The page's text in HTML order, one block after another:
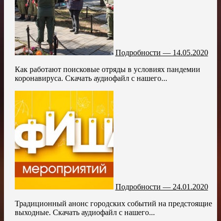
Подробности — 14.05.2020
Как работают поисковые отряды в условиях пандемии
коронавируса. Скачать аудиофайл с нашего...
Подробности — 24.01.2020
Традиционный анонс городских событий на предстоящие
выходные. Скачать аудиофайл с нашего...